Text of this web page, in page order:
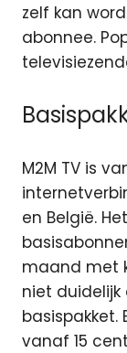
zelf kan
abonnee.
M2M TV is
en België.
maand met
niet
basispakket.
vanaf 15